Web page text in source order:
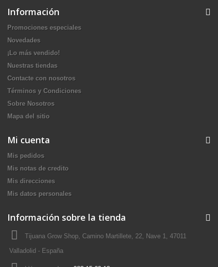
Información
Promociones especiales
Novedades
¡Lo más vendido!
Nuestras tiendas
Contacte con nosotros
Términos y Condiciones
Sobre Nosotros
Mapa del sitio
Mi cuenta
Mis pedidos
Mis notas de credito
Mis direcciones
Mis datos personales
Información sobre la tienda
Tijuana Grow Shop, Camino Martillete, 22, Nave 1, 47011
Valladolid - España